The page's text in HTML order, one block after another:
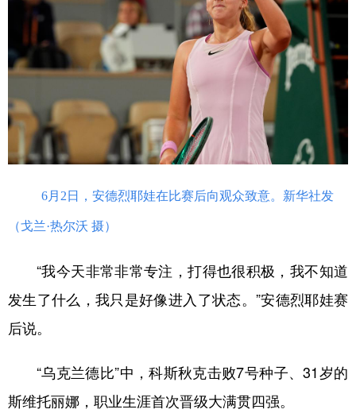
6月2日，安德烈耶娃在比赛后向观众致意。新华社发
（戈兰·热尔沃 摄）
“我今天非常非常专注，打得也很积极，我不知道
发生了什么，我只是好像进入了状态。”安德烈耶娃赛
后说。
“乌克兰德比”中，科斯秋克击败7号种子、31岁的
斯维托丽娜，职业生涯首次晋级大满贯四强。